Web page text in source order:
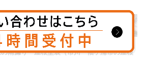
雨漏り
2019.11.5
屋根塗装（市川
2024.12.12
袖ヶ浦市の屋根